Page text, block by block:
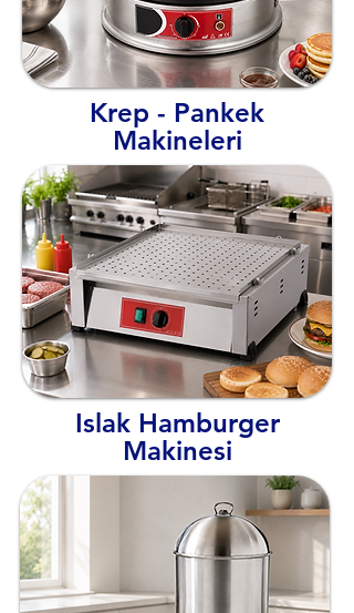
Krep - Pankek
Makineleri
Islak Hamburger
Makinesi